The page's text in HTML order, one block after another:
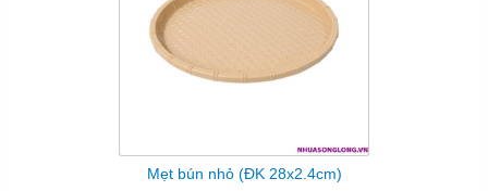
Mẹt bún nhỏ (ĐK 28x2.4cm)